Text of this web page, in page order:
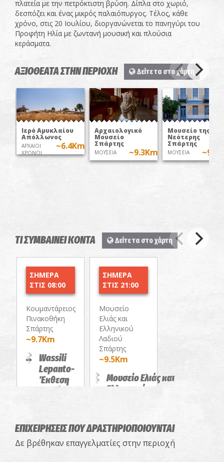
πλατεία με την πετρόκτιστη βρύση. Δίπλα στο χωριό,
δεσπόζει και ένας μικρός παλαιόπυργος. Τέλος, κάθε
χρόνο, στις 20 Ιουλίου, διοργανώνεται το πανηγύρι του
Προφήτη Ηλία με ζωντανή μουσική και πλούσια
κεράσματα.
ΑΞΙΟΘΕΑΤΑ ΣΤΗΝ ΠΕΡΙΟΧΗ Δείτε τα στο χάρτη
Ιερό Αμυκλαίου
Απόλλωνος
ΑΡΧΑΙΟΙ
ΧΡΟΝΟΙ
~6.4Km
Αρχαιολογικό
Μουσείο
Σπάρτης
ΜΟΥΣΕΙΑ ~9.3Km
Μουσείο της
Νεότερης
Σπάρτης
ΜΟΥΣΕΙΑ
ΤΙ ΣΥΜΒΑΙΝΕΙ ΚΟΝΤΑ Δείτε τα στο χάρτη
ΣΗΜΕΡΑ
ΣΤΙΣ 08:00
Κουμαντάρειος
Πινακοθήκη
Σπάρτης
~9.7Km
Wassili
Lepanto-
Έκθεση
ΕΚΘΕΣΕΙΣ
ΣΗΜΕΡΑ
ΣΤΙΣ 21:00
Μουσείο
Ελιάς και
Ελληνικού
Λαδιού
Σπάρτης
~9.5Km
Μουσείο Ελιάς και
Ελληνικού
φτάνει!/Θερινό
κινηματογραφικό
αφιέρωμα
ΕΠΙΧΕΙΡΗΣΕΙΣ ΠΟΥ ΔΡΑΣΤΗΡΙΟΠΟΙΟΥΝΤΑΙ
Δε βρέθηκαν επαγγελματίες στην περιοχή